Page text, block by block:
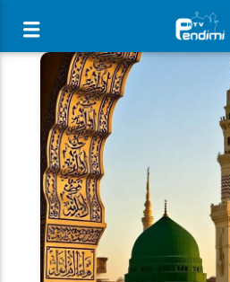
[There are no radio stations in